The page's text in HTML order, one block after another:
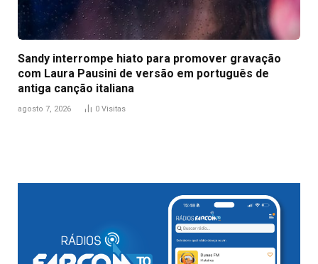
Sandy interrompe hiato para promover gravação
com Laura Pausini de versão em português de
antiga canção italiana
agosto 7, 2026 0 Visitas